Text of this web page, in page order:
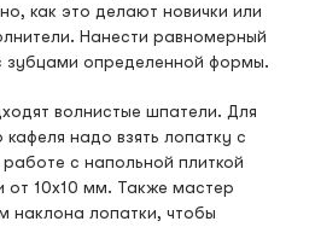
как это делают новички или
Нанести равномерный
определенной формы.
волнистые шпатели. Для
надо взять лопатку с
с напольной плиткой
от 10х10 мм. Также мастер
наклона лопатки, чтобы